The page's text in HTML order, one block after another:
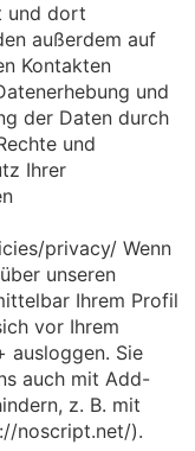
und dort
außerdem auf
Kontakten
und
der Daten durch
und
Ihrer
privacy/ Wenn
unseren
Ihrem Profil
vor Ihrem
ausloggen. Sie
auch mit Add-
z. B. mit
noscript.net/).